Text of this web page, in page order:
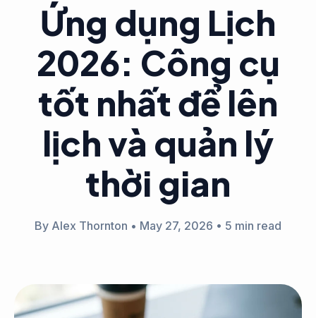
Ứng dụng Lịch
2026: Công cụ
tốt nhất để lên
lịch và quản lý
thời gian
By Alex Thornton • May 27, 2026 • 5 min read